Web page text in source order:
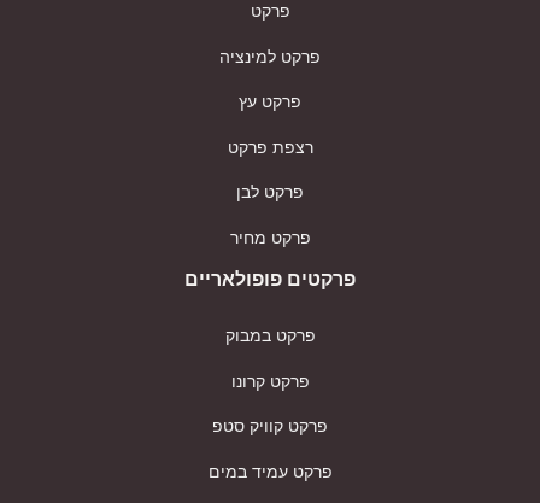
פרקט
פרקט למינציה
פרקט עץ
רצפת פרקט
פרקט לבן
פרקט מחיר
פרקטים פופולאריים
פרקט במבוק
פרקט קרונו
פרקט קוויק סטפ
פרקט עמיד במים